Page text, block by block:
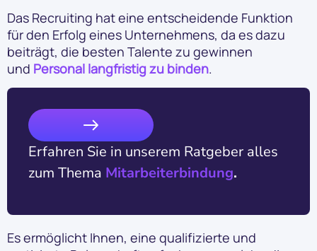
Das Recruiting hat eine entscheidende Funktion
für den Erfolg eines Unternehmens, da es dazu
beiträgt, die besten Talente zu gewinnen
und Personal langfristig zu binden.
Erfahren Sie in unserem Ratgeber alles
zum Thema Mitarbeiterbindung.
Es ermöglicht Ihnen, eine qualifizierte und